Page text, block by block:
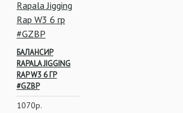
БАЛАНСИР
RAPALA JIGGING
RAP W3 6 ГР
#GZBP
1070р.